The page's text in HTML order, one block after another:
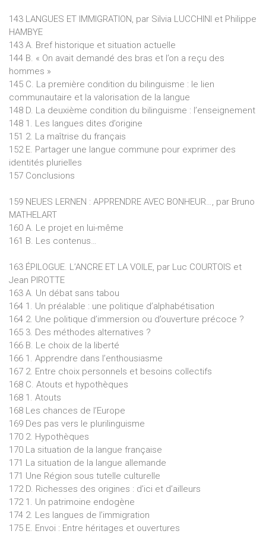
143 LANGUES ET IMMIGRATION, par Silvia LUCCHINI et Philippe
HAMBYE
143 A. Bref historique et situation actuelle
144 B. « On avait demandé des bras et l’on a reçu des
hommes »
145 C. La première condition du bilinguisme : le lien
communautaire et la valorisation de la langue
148 D. La deuxième condition du bilinguisme : l’enseignement
148 1. Les langues dites d’origine
151 2. La maîtrise du français
152 E. Partager une langue commune pour exprimer des
identités plurielles
157 Conclusions
159 NEUES LERNEN : APPRENDRE AVEC BONHEUR…, par Bruno
MATHELART
160 A. Le projet en lui-même
161 B. Les contenus…
163 ÉPILOGUE. L’ANCRE ET LA VOILE, par Luc COURTOIS et
Jean PIROTTE
163 A. Un débat sans tabou
164 1. Un préalable : une politique d’alphabétisation
164 2. Une politique d’immersion ou d’ouverture précoce ?
165 3. Des méthodes alternatives ?
166 B. Le choix de la liberté
166 1. Apprendre dans l’enthousiasme
167 2. Entre choix personnels et besoins collectifs
168 C. Atouts et hypothèques
168 1. Atouts
168 Les chances de l’Europe
169 Des pas vers le plurilinguisme
170 2. Hypothèques
170 La situation de la langue française
171 La situation de la langue allemande
171 Une Région sous tutelle culturelle
172 D. Richesses des origines : d’ici et d’ailleurs
172 1. Un patrimoine endogène
174 2. Les langues de l’immigration
175 E. Envoi : Entre héritages et ouvertures